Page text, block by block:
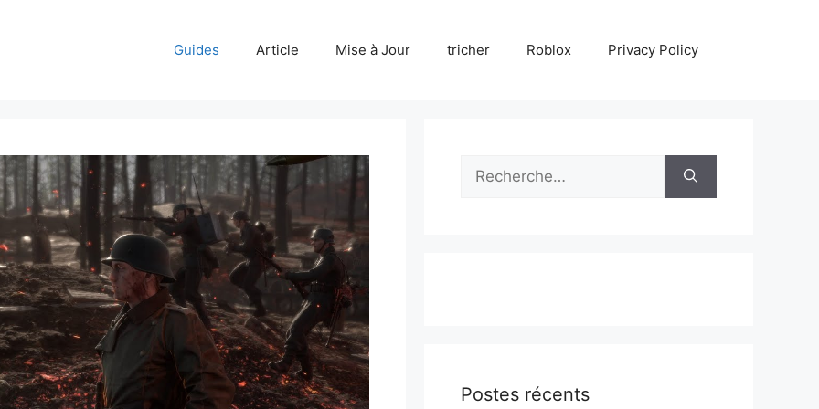
Guides Article Mise à Jour tricher Roblox Privacy Policy
Rechercher :
Postes récents